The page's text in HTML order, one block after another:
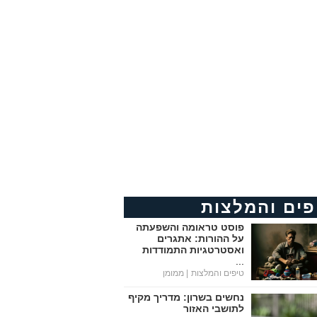
והמלצות
פוסט טראומה והשפעתה
על ההורות: אתגרים
ואסטרטגיות התמודדות
טיפים והמלצות | ממומן
נחשים בשרון: מדריך מקיף
לתושבי האזור